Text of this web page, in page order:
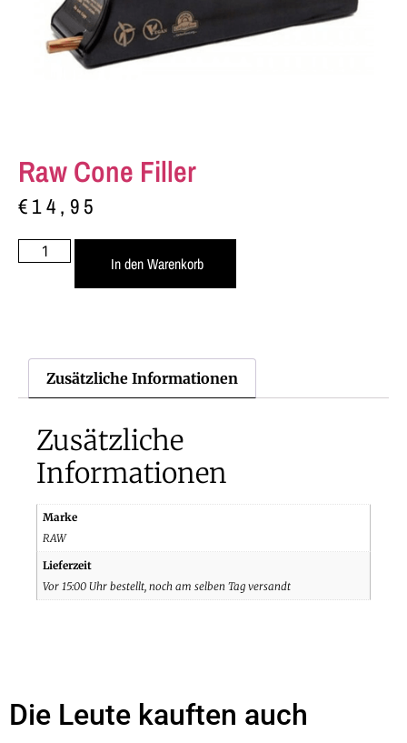
Raw Cone Filler
€14,95
In den Warenkorb
Zusätzliche Informationen
Zusätzliche
Informationen
Marke
RAW
Lieferzeit
Vor 15:00 Uhr bestellt, noch am selben Tag versandt
Die Leute kauften auch